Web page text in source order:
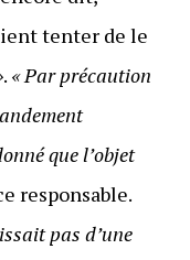
tenter de le
. « Par précaution
que l’objet
responsable.
pas d’une